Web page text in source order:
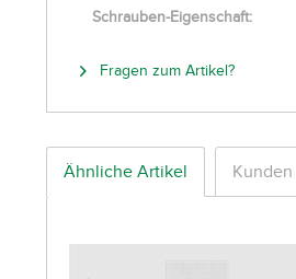
Schrauben-Eigenschaft:
Fragen zum Artikel?
Ähnliche Artikel